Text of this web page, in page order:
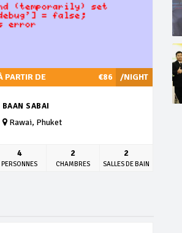
/NIGHT
PARTIR DE €86
BAAN SABAI
Rawai, Phuket
4
PERSONNES
2
CHAMBRES
2
SALLES DE BAIN